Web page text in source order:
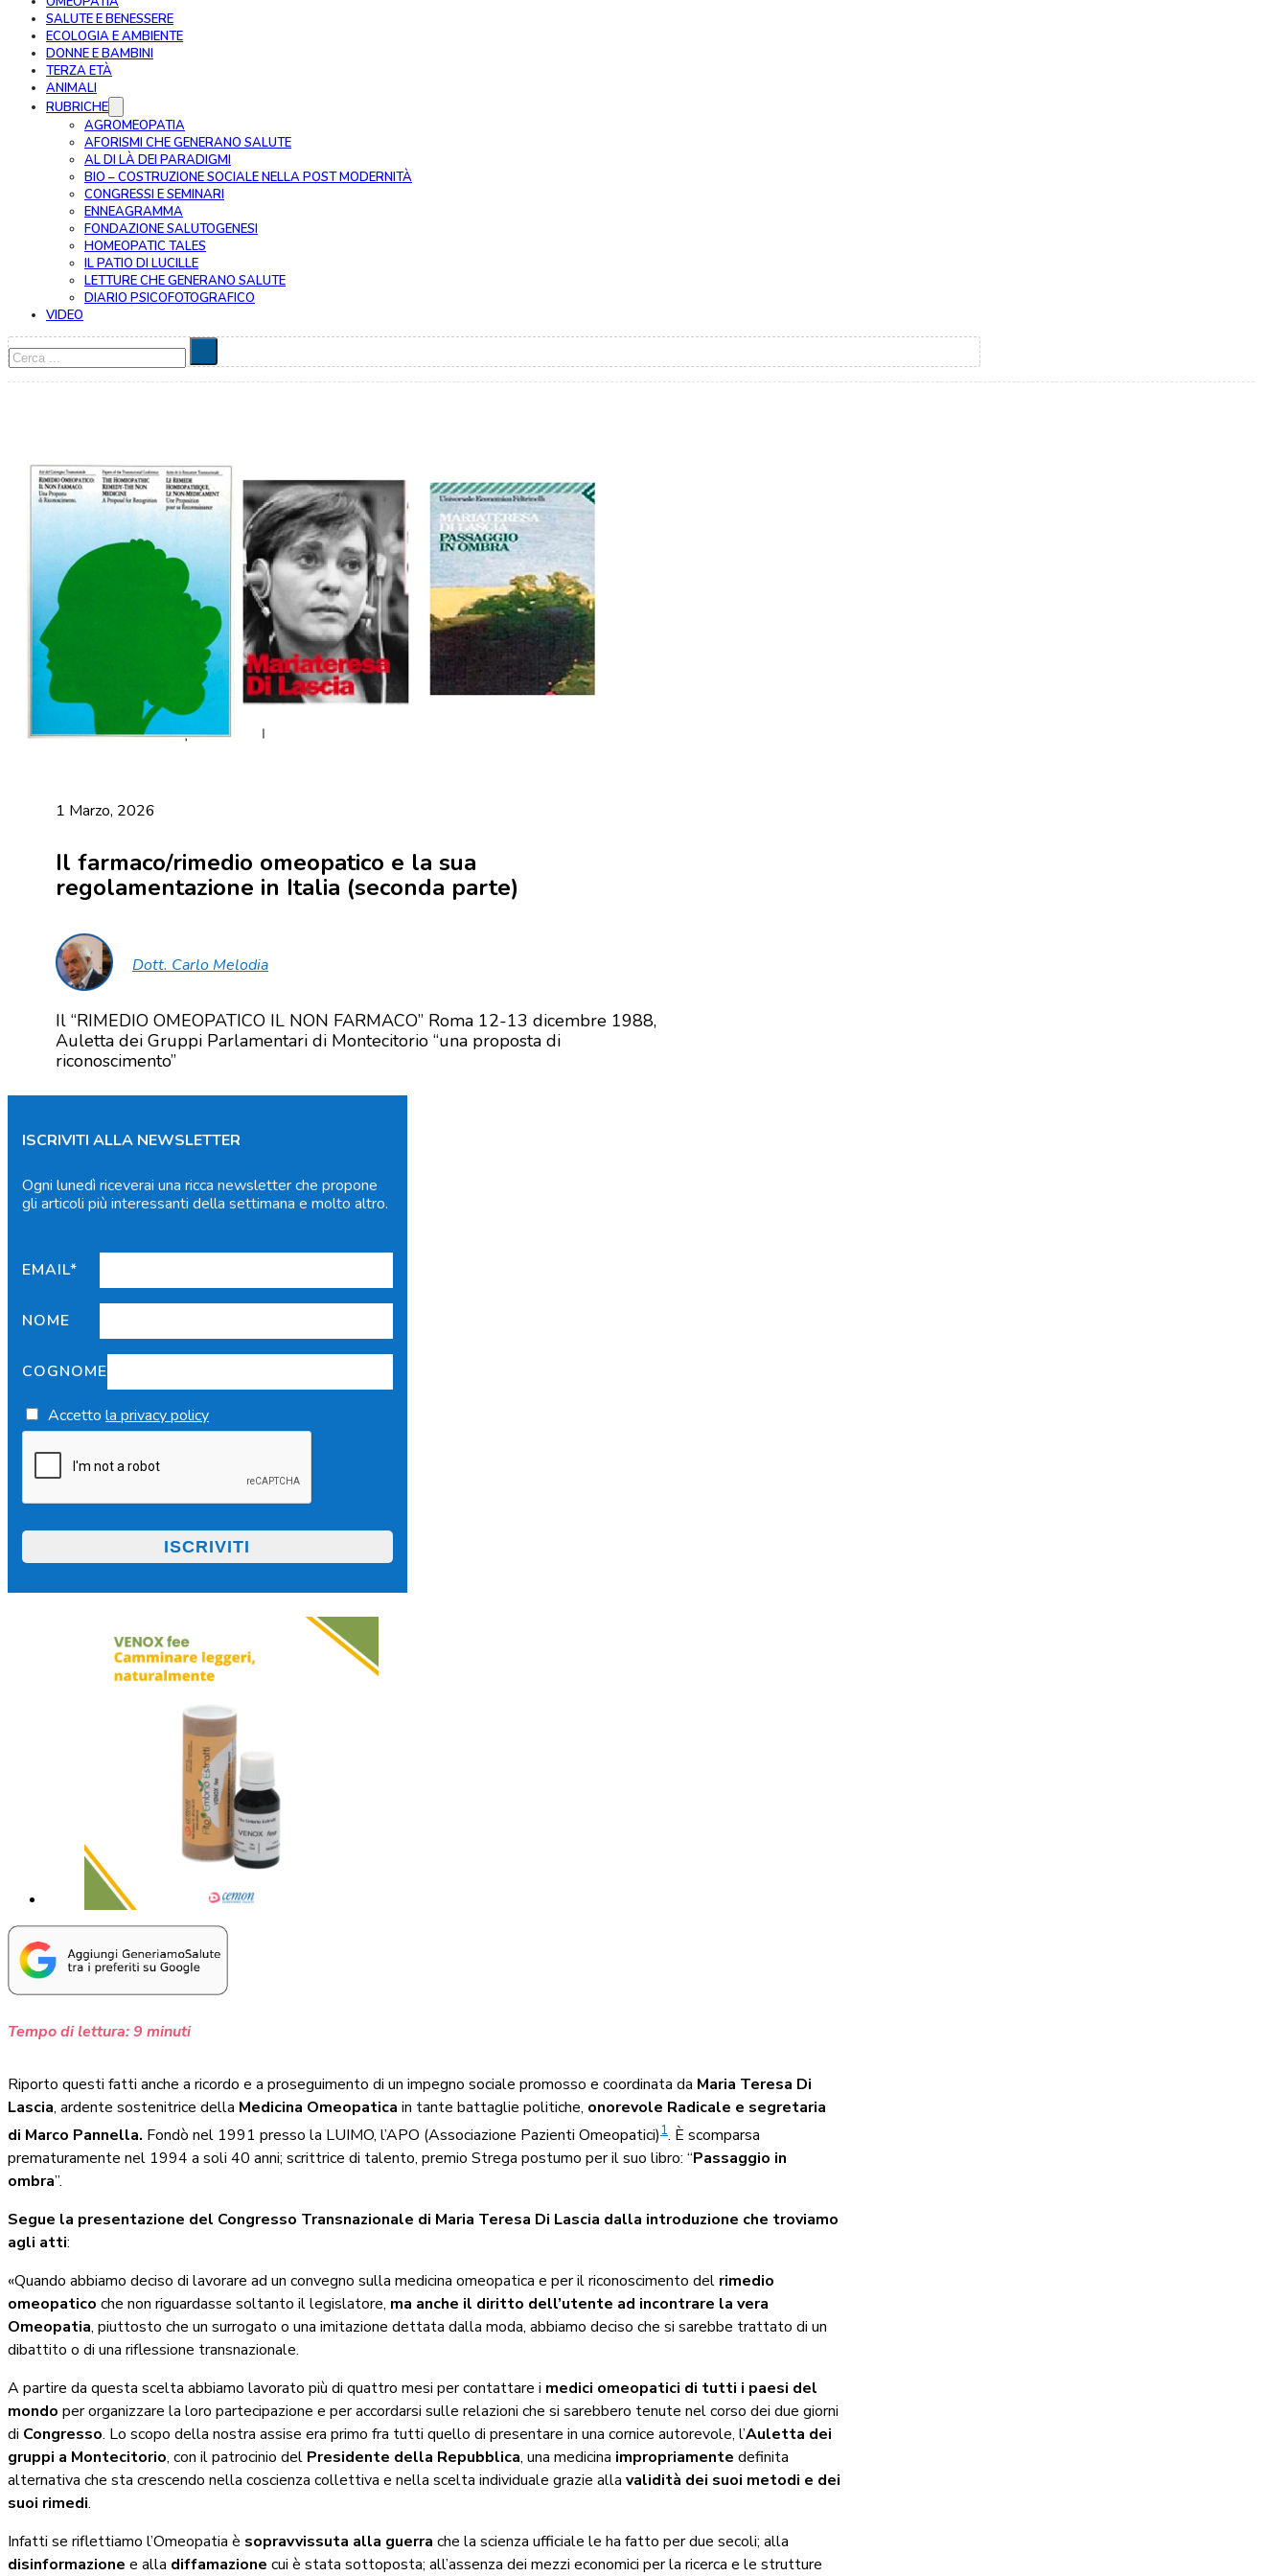
SALUTE E BENESSERE
ECOLOGIA E AMBIENTE
DONNE E BAMBINI
TERZA ETÀ
ANIMALI
RUBRICHE
AGROMEOPATIA
AFORISMI CHE GENERANO SALUTE
AL DI LÀ DEI PARADIGMI
BIO – COSTRUZIONE SOCIALE NELLA POST MODERNITÀ
CONGRESSI E SEMINARI
ENNEAGRAMMA
FONDAZIONE SALUTOGENESI
HOMEOPATIC TALES
IL PATIO DI LUCILLE
LETTURE CHE GENERANO SALUTE
DIARIO PSICOFOTOGRAFICO
VIDEO
Cerca
1 Marzo, 2026
Il farmaco/rimedio omeopatico e la sua
regolamentazione in Italia (seconda parte)
Dott. Carlo Melodia
Il “RIMEDIO OMEOPATICO IL NON FARMACO” Roma 12-13 dicembre 1988,
Auletta dei Gruppi Parlamentari di Montecitorio “una proposta di
riconoscimento”
ISCRIVITI ALLA NEWSLETTER
Ogni lunedì riceverai una ricca newsletter che propone
gli articoli più interessanti della settimana e molto altro.
EMAIL*
NOME
COGNOME
Accetto la privacy policy
Tempo di lettura:9 minuti
Riporto questi fatti anche a ricordo e a proseguimento di un impegno sociale promosso e coordinata da Maria Teresa Di
Lascia, ardente sostenitrice della Medicina Omeopatica in tante battaglie politiche, onorevole Radicale e segretaria
di Marco Pannella. Fondò nel 1991 presso la LUIMO, l’APO (Associazione Pazienti Omeopatici)1. È scomparsa
prematuramente nel 1994 a soli 40 anni; scrittrice di talento, premio Strega postumo per il suo libro: “Passaggio in
ombra”.
Segue la presentazione del Congresso Transnazionale di Maria Teresa Di Lascia dalla introduzione che troviamo
agli atti:
«Quando abbiamo deciso di lavorare ad un convegno sulla medicina omeopatica e per il riconoscimento del rimedio
omeopatico che non riguardasse soltanto il legislatore, ma anche il diritto dell’utente ad incontrare la vera
Omeopatia, piuttosto che un surrogato o una imitazione dettata dalla moda, abbiamo deciso che si sarebbe trattato di un
dibattito o di una riflessione transnazionale.
A partire da questa scelta abbiamo lavorato più di quattro mesi per contattare i medici omeopatici di tutti i paesi del
mondo per organizzare la loro partecipazione e per accordarsi sulle relazioni che si sarebbero tenute nel corso dei due giorni
di Congresso. Lo scopo della nostra assise era primo fra tutti quello di presentare in una cornice autorevole, l’Auletta dei
gruppi a Montecitorio, con il patrocinio del Presidente della Repubblica, una medicina impropriamente definita
alternativa che sta crescendo nella coscienza collettiva e nella scelta individuale grazie alla validità dei suoi metodi e dei
suoi rimedi.
Infatti se riflettiamo l’Omeopatia è sopravvissuta alla guerra che la scienza ufficiale le ha fatto per due secoli; alla
disinformazione e alla diffamazione cui è stata sottoposta; all’assenza dei mezzi economici per la ricerca e le strutture